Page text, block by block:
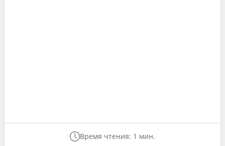
Время чтения: 1 мин.